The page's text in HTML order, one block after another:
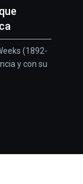
(1892-
y con su